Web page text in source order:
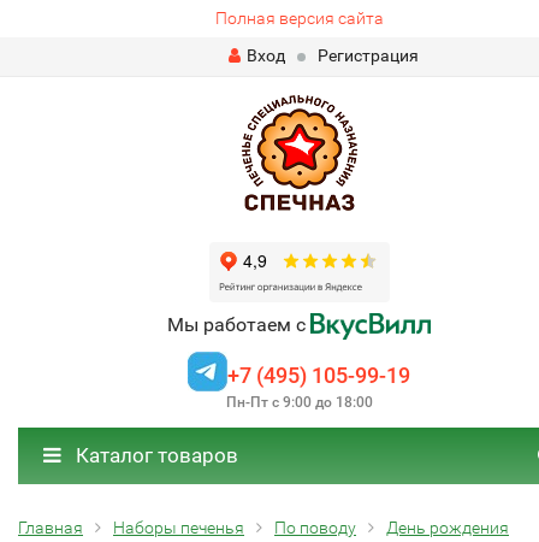
Полная версия сайта
Вход
Регистрация
Мы работаем с
+7 (495) 105-99-19
Пн-Пт с 9:00 до 18:00
Каталог товаров
Главная Наборы печенья По поводу
День рождения